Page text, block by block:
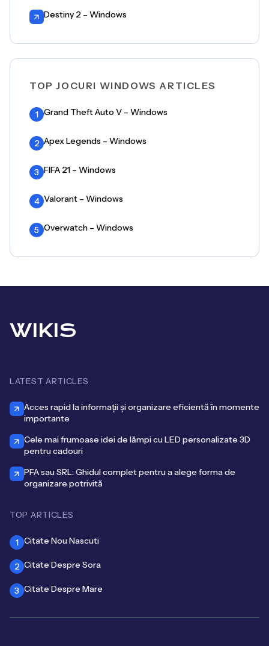
Destiny 2 – Windows
TOP JOCURI WINDOWS ARTICLES
1 Grand Theft Auto V – Windows
2 Apex Legends – Windows
3 FIFA 21 – Windows
4 Valorant – Windows
5 Overwatch – Windows
WIKIS
LATEST ARTICLES
Acces rapid la informații și organizare eficientă în momente
importante
Cele mai frumoase idei de lămpi cu LED personalizate 3D
pentru cadouri
PFA sau SRL: Ghidul complet pentru a alege forma de
organizare potrivită
TOP ARTICLES
1 Citate Nou Nascuti
2 Citate Despre Sora
3 Citate Despre Mare